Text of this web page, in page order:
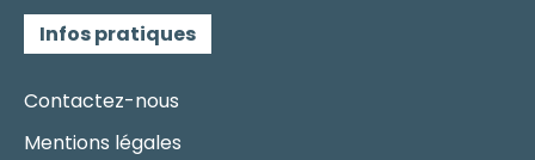
Infos pratiques
Contactez-nous
Mentions légales